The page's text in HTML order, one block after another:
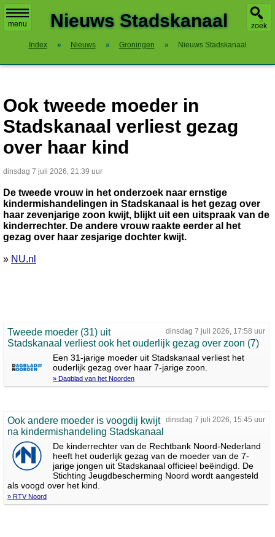
menu zoek
Nieuws Stadskanaal
Index » Nieuws » Groningen » Nieuws Stadskanaal
Ook tweede moeder in
Stadskanaal verliest gezag
over haar kind
dinsdag 7 juli 2026, 21:39 uur
De tweede vrouw in het onderzoek naar ernstige
kindermishandelingen in Stadskanaal is het gezag over
haar zevenjarige zoon kwijt, blijkt uit een uitspraak van de
kinderrechter. De andere vrouw raakte eerder al het
gezag over haar zesjarige dochter kwijt.
» NU.nl
dinsdag 7 juli 2026, 17:58 uur
Tweede moeder (31) uit
Stadskanaal verliest ook het ouderlijk gezag over zoon (7)
Een 31-jarige moeder uit Stadskanaal verliest het
ouderlijk gezag over haar 7-jarige zoon.
» Dagblad van het Noorden
dinsdag 7 juli 2026, 15:45 uur
Ook andere moeder is voogdij kwijt
na kindermishandeling Stadskanaal
De kinderrechter van de Rechtbank Noord-Nederland
heeft het ouderlijk gezag van de moeder van de 7-
jarige jongen uit Stadskanaal officieel beëindigd. De
Stichting Jeugdbescherming Noord wordt aangesteld
als voogd over het kind.
» RTV Noord